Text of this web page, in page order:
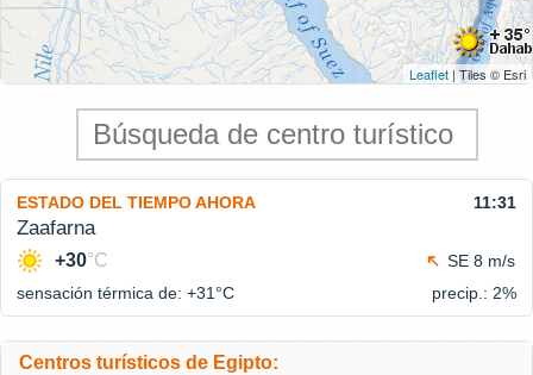
Leaflet | Tiles © Esri
ESTADO DEL TIEMPO AHORA 11:31
Zaafarna
+30°C
SE 8 m/s
sensación térmica de: +31°C precip.: 2%
Centros turísticos de Egipto: